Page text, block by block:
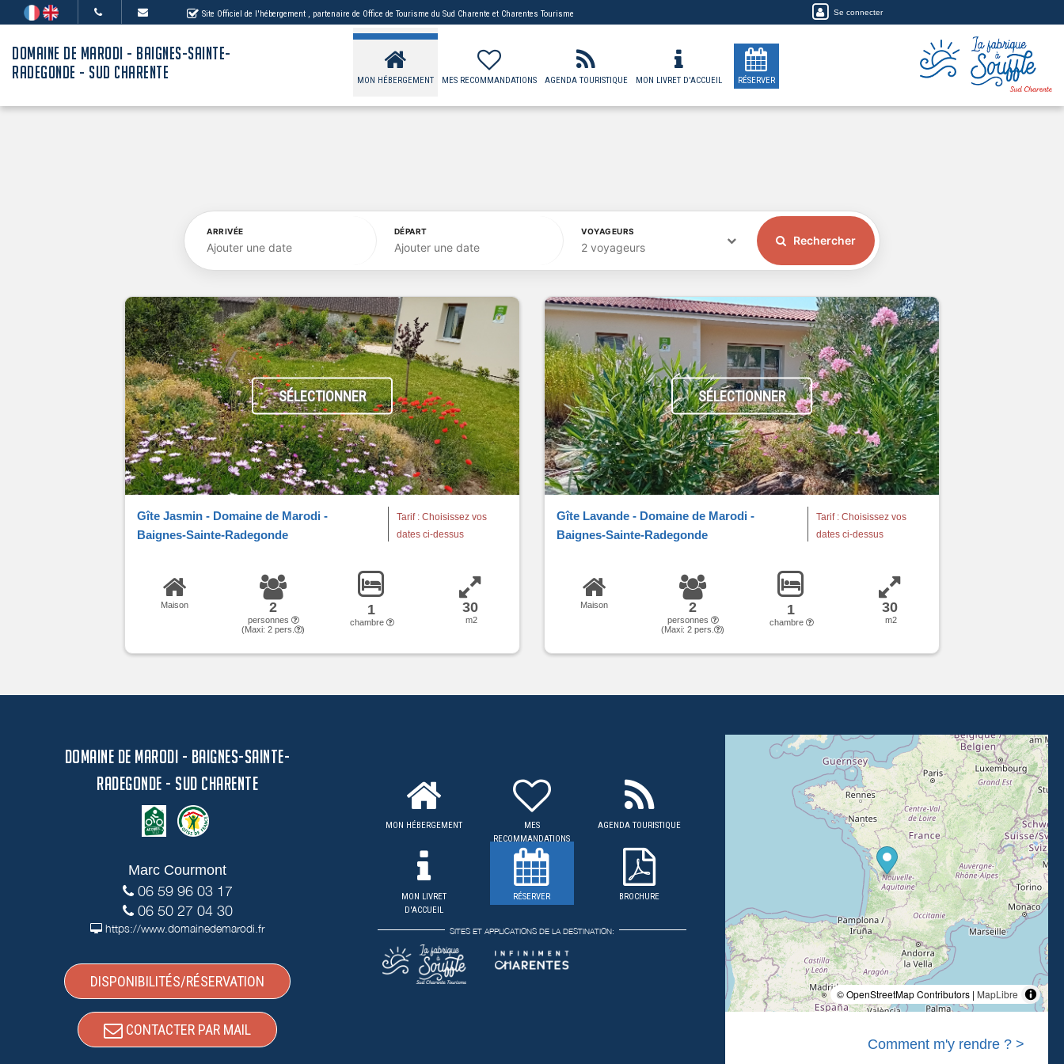
Site Officiel de l'hébergement , partenaire de Office de Tourisme du Sud Charente et Charentes Tourisme Se connecter
DOMAINE DE MARODI - BAIGNES-SAINTE-
RADEGONDE - SUD CHARENTE
MON HÉBERGEMENT MES RECOMMANDATIONS AGENDA TOURISTIQUE MON LIVRET D'ACCUEIL RÉSERVER
ARRIVÉE
Ajouter une date
DÉPART
Ajouter une date
VOYAGEURS
2 voyageurs
Rechercher
SÉLECTIONNER
Gîte Jasmin - Domaine de Marodi -
Baignes-Sainte-Radegonde
Tarif : Choisissez vos
dates ci-dessus
Maison 2
personnes
(Maxi: 2 pers. )
1
chambre
30
m2
SÉLECTIONNER
Gîte Lavande - Domaine de Marodi -
Baignes-Sainte-Radegonde
Tarif : Choisissez vos
dates ci-dessus
Maison 2
personnes
(Maxi: 2 pers. )
1
chambre
30
m2
DOMAINE DE MARODI - BAIGNES-SAINTE-
RADEGONDE - SUD CHARENTE
Marc Courmont
06 59 96 03 17
06 50 27 04 30
https://www.domainedemarodi.fr
DISPONIBILITÉS/RÉSERVATION
CONTACTER PAR MAIL
MON HÉBERGEMENT
MES
RECOMMANDATIONS
AGENDA TOURISTIQUE
MON LIVRET
D'ACCUEIL
RÉSERVER BROCHURE
SITES ET APPLICATIONS DE LA DESTINATION:
© OpenStreetMap Contributors | MapLibre
Comment m'y rendre ? >